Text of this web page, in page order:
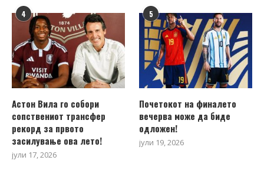
4
Астон Вила го собори
сопствениот трансфер
рекорд за првото
засилување ова лето!
јули 17, 2026
5
Почетокот на финалето
вечерва може да биде
одложен!
јули 19, 2026